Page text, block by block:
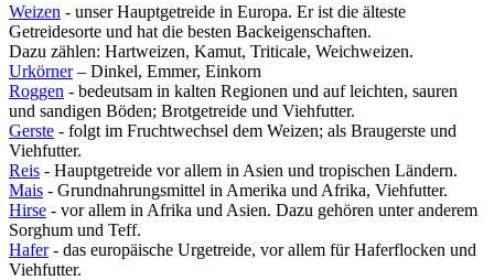
Weizen - unser Hauptgetreide in Europa. Er ist die älteste
Getreidesorte und hat die besten Backeigenschaften.
Dazu zählen: Hartweizen, Kamut, Triticale, Weichweizen.
Urkörner– Dinkel, Emmer, Einkorn
Roggen - bedeutsam in kalten Regionen und auf leichten, sauren
und sandigen Böden; Brotgetreide und Viehfutter.
Gerste - folgt im Fruchtwechsel dem Weizen; als Braugerste und
Viehfutter.
Reis - Hauptgetreide vor allem in Asien und tropischen Ländern.
Mais - Grundnahrungsmittel in Amerika und Afrika, Viehfutter.
Hirse - vor allem in Afrika und Asien. Dazu gehören unter anderem
Sorghum und Teff.
Hafer- das europäische Urgetreide, vor allem für Haferflocken und
Viehfutter.